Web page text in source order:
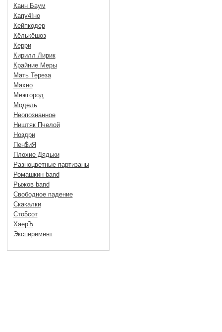
Каин Баум
Капу4!но
Кейпкодер
Кёлькёшоз
Керри
Кирилл Лирик
Крайние Меры
Мать Тереза
Махно
Межгород
Модель
Неопознанное
Ништяк Пчелой
Ноздри
Пен$иЯ
Плохие Дядьки
Разноцветные партизаны
Ромашкин band
Рыжов band
Свободное падение
Скакалки
Сто5сот
ХаерЪ
Эксперимент